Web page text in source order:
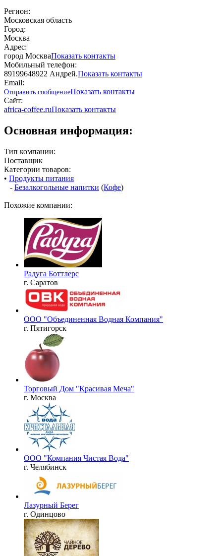
Регион:
Московская область
Город:
Москва
Адрес:
город МоскваПоказать контакты
Мобильный телефон:
89199648922 Андрей.Показать контакты
Email:
Отправить сообщениеПоказать контакты
Сайт:
africa-coffee.ruПоказать контакты
Основная информация:
Тип компании:
Поставщик
Категории товаров:
• Продукты питания
- Безалкогольные напитки (Кофе)
Похожие компании:
Радуга Боттлерс
г. Саратов
ООО "Объединенная Водная Компания"
г. Пятигорск
Торговый Дом "Красивая Меча"
г. Москва
ООО "Компания Чистая Вода"
г. Челябинск
Лазурный Берег
г. Одинцово